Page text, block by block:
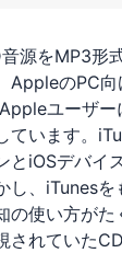
源をMP3形
AppleのPC
ユーザ
ています。
とiOSデバイ
し、iTunes
の使い方がた
されていた